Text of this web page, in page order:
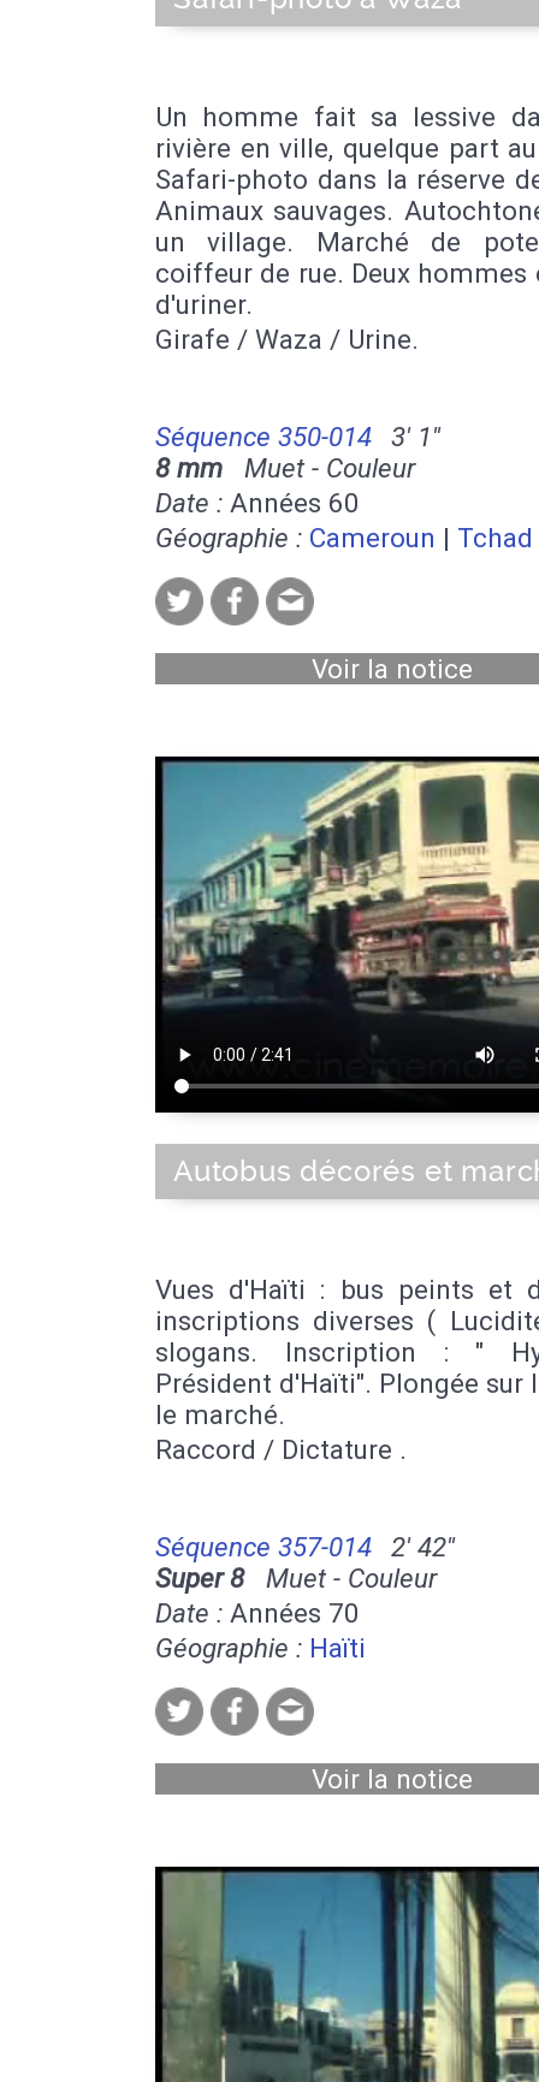
Un homme fait sa lessive
rivière en ville, quelque part
Safari-photo dans la réserve
Animaux sauvages.
un village. Marché de
coiffeur de rue. Deux hommes
d'uriner.
Girafe / Waza / Urine.
Séquence 350-014
3' 1''
8 mm Muet - Couleur
Date : Années 60
Géographie : Cameroun | Tchad
Voir la notice
Autobus décorés et
Vues d'Haïti : bus peints et
inscriptions diverses (
slogans. Inscription : "
Président d'Haïti". Plongée sur
le marché.
Raccord / Dictature .
Séquence 357-014
2' 42''
Super 8Muet - Couleur
Date : Années 70
Géographie : Haïti
Voir la notice